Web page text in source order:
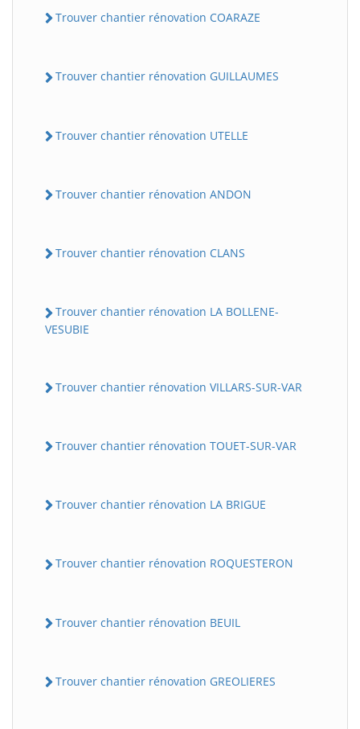
Trouver chantier rénovation COARAZE
Trouver chantier rénovation GUILLAUMES
Trouver chantier rénovation UTELLE
Trouver chantier rénovation ANDON
Trouver chantier rénovation CLANS
Trouver chantier rénovation LA BOLLENE-
VESUBIE
Trouver chantier rénovation VILLARS-SUR-VAR
Trouver chantier rénovation TOUET-SUR-VAR
Trouver chantier rénovation LA BRIGUE
Trouver chantier rénovation ROQUESTERON
Trouver chantier rénovation BEUIL
Trouver chantier rénovation GREOLIERES
B BatiWebPro